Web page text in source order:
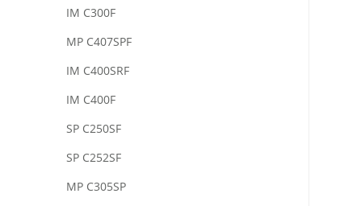
IM C300F
MP C407SPF
IM C400SRF
IM C400F
SP C250SF
SP C252SF
MP C305SP